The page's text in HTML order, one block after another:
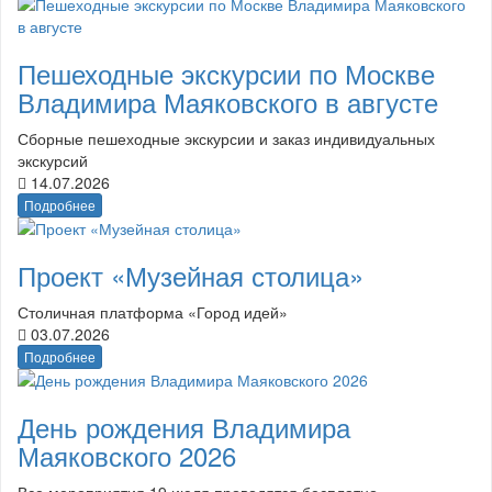
Пешеходные экскурсии по Москве
Владимира Маяковского в августе
Сборные пешеходные экскурсии и заказ индивидуальных
экскурсий
14.07.2026
Подробнее
Проект «Музейная столица»
Столичная платформа «Город идей»
03.07.2026
Подробнее
День рождения Владимира
Маяковского 2026